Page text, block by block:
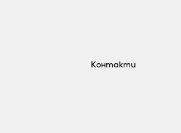
Контакти